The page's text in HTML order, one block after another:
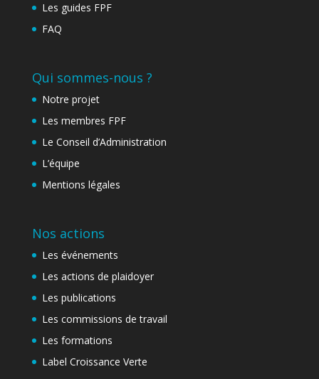
Les guides FPF
FAQ
Qui sommes-nous ?
Notre projet
Les membres FPF
Le Conseil d’Administration
L’équipe
Mentions légales
Nos actions
Les événements
Les actions de plaidoyer
Les publications
Les commissions de travail
Les formations
Label Croissance Verte